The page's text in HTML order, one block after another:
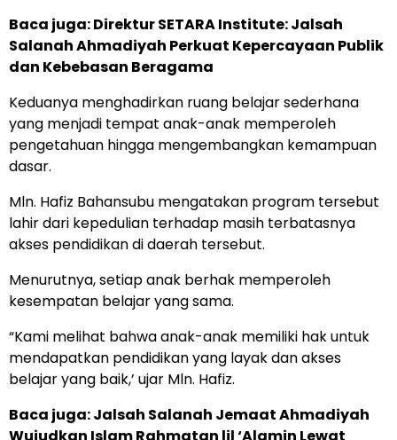
Baca juga: Direktur SETARA Institute: Jalsah
Salanah Ahmadiyah Perkuat Kepercayaan Publik
dan Kebebasan Beragama
Keduanya menghadirkan ruang belajar sederhana
yang menjadi tempat anak-anak memperoleh
pengetahuan hingga mengembangkan kemampuan
dasar.
Mln. Hafiz Bahansubu mengatakan program tersebut
lahir dari kepedulian terhadap masih terbatasnya
akses pendidikan di daerah tersebut.
Menurutnya, setiap anak berhak memperoleh
kesempatan belajar yang sama.
“Kami melihat bahwa anak-anak memiliki hak untuk
mendapatkan pendidikan yang layak dan akses
belajar yang baik,’ ujar Mln. Hafiz.
Baca juga:Jalsah Salanah Jemaat Ahmadiyah
Wujudkan Islam Rahmatan lil ‘Alamin Lewat